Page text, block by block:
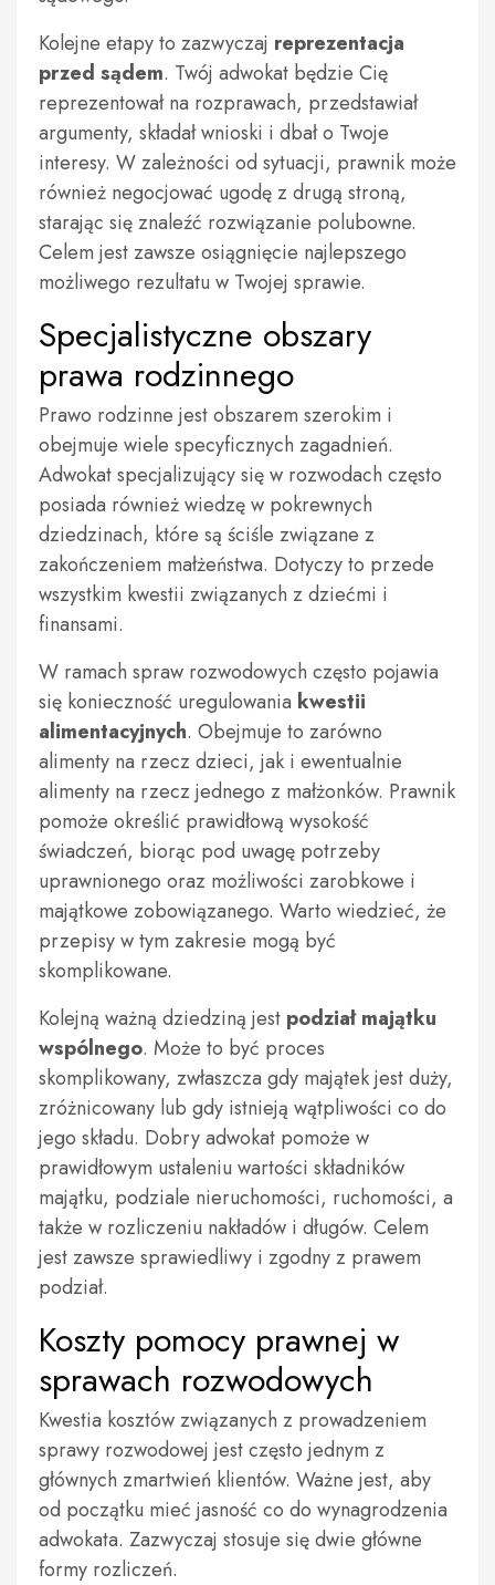
Kolejne etapy to zazwyczaj reprezentacja
przed sądem. Twój adwokat będzie Cię
reprezentował na rozprawach, przedstawiał
argumenty, składał wnioski i dbał o Twoje
interesy. W zależności od sytuacji, prawnik może
również negocjować ugodę z drugą stroną,
starając się znaleźć rozwiązanie polubowne.
Celem jest zawsze osiągnięcie najlepszego
możliwego rezultatu w Twojej sprawie.
Specjalistyczne obszary
prawa rodzinnego
Prawo rodzinne jest obszarem szerokim i
obejmuje wiele specyficznych zagadnień.
Adwokat specjalizujący się w rozwodach często
posiada również wiedzę w pokrewnych
dziedzinach, które są ściśle związane z
zakończeniem małżeństwa. Dotyczy to przede
wszystkim kwestii związanych z dziećmi i
finansami.
W ramach spraw rozwodowych często pojawia
się konieczność uregulowania kwestii
alimentacyjnych. Obejmuje to zarówno
alimenty na rzecz dzieci, jak i ewentualnie
alimenty na rzecz jednego z małżonków. Prawnik
pomoże określić prawidłową wysokość
świadczeń, biorąc pod uwagę potrzeby
uprawnionego oraz możliwości zarobkowe i
majątkowe zobowiązanego. Warto wiedzieć, że
przepisy w tym zakresie mogą być
skomplikowane.
Kolejną ważną dziedziną jest podział majątku
wspólnego. Może to być proces
skomplikowany, zwłaszcza gdy majątek jest duży,
zróżnicowany lub gdy istnieją wątpliwości co do
jego składu. Dobry adwokat pomoże w
prawidłowym ustaleniu wartości składników
majątku, podziale nieruchomości, ruchomości, a
także w rozliczeniu nakładów i długów. Celem
jest zawsze sprawiedliwy i zgodny z prawem
podział.
Koszty pomocy prawnej w
sprawach rozwodowych
Kwestia kosztów związanych z prowadzeniem
sprawy rozwodowej jest często jednym z
głównych zmartwień klientów. Ważne jest, aby
od początku mieć jasność co do wynagrodzenia
adwokata. Zazwyczaj stosuje się dwie główne
formy rozliczeń.